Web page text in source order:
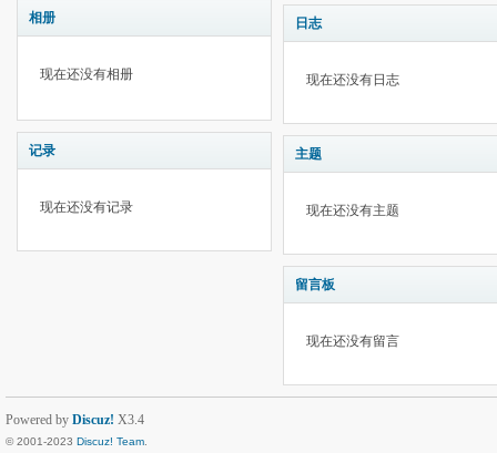
相册
现在还没有相册
记录
现在还没有记录
日志
现在还没有日志
主题
现在还没有主题
留言板
现在还没有留言
Powered by Discuz! X3.4
© 2001-2023 Discuz! Team